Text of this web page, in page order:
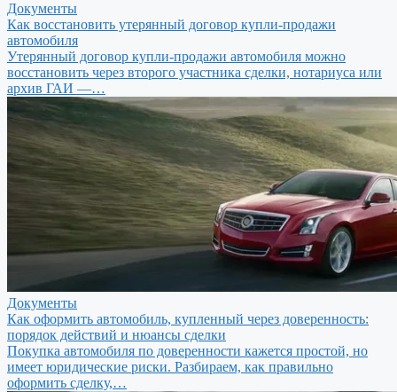
Документы
Как восстановить утерянный договор купли-продажи
автомобиля
Утерянный договор купли-продажи автомобиля можно
восстановить через второго участника сделки, нотариуса или
архив ГАИ —…
Документы
Как оформить автомобиль, купленный через доверенность:
порядок действий и нюансы сделки
Покупка автомобиля по доверенности кажется простой, но
имеет юридические риски. Разбираем, как правильно
оформить сделку,…